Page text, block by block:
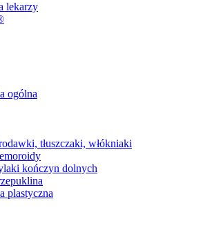
lekarzy
ogólna
tłuszczaki, włókniaki
kończyn dolnych
plastyczna